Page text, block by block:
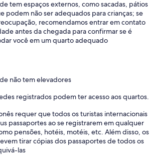
tem espaços externos, como sacadas, pátios
podem não ser adequados para crianças; se
recomendamos entrar em contato
antes da chegada para confirmar se é
você em um quarto adequado
não tem elevadores
registrados podem ter acesso aos quartos.
requer que todos os turistas internacionais
passaportes ao se registrarem em qualquer
pensões, hotéis, motéis, etc. Além disso, os
tirar cópias dos passaportes de todos os
las